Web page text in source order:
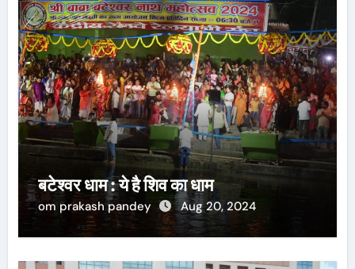
बटेश्वर धाम : ये है शिव का धाम
om prakash pandey Aug 20, 2024